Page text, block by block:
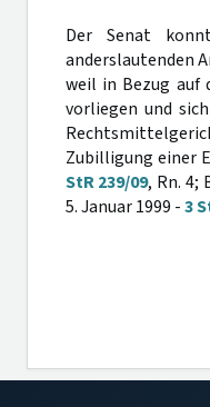
Der Senat
anderslautenden
weil in Bezug auf
vorliegen und
Zubilligung einer
StR 239/09, Rn. 4;
5. Januar 1999 -3